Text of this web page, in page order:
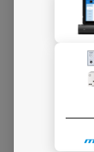
【 K-POPラン
「2024 年間
まで発表します